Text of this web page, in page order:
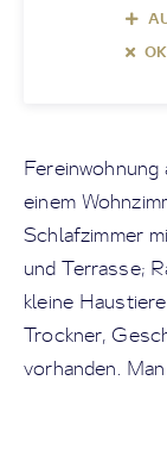
einem
Schlafzimmer
und Terrasse;
kleine
Trockner,
vorhanden.